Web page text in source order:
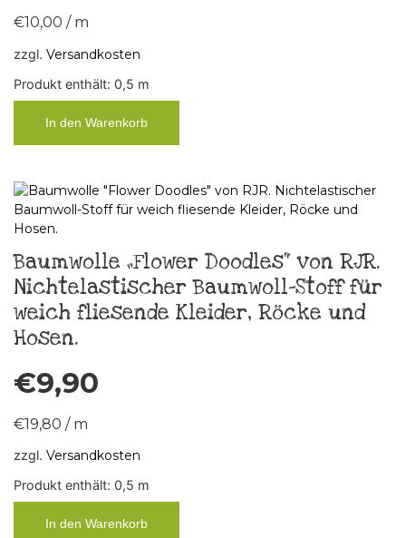
€10,00 / m
zzgl. Versandkosten
Produkt enthält: 0,5 m
In den Warenkorb
Baumwolle „Flower Doodles“ von RJR.
Nichtelastischer Baumwoll-Stoff für
weich fliesende Kleider, Röcke und
Hosen.
€9,90
€19,80 / m
zzgl. Versandkosten
Produkt enthält: 0,5 m
In den Warenkorb